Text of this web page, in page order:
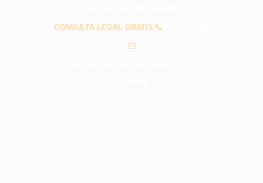
CONSULTA LEGAL GRATIS